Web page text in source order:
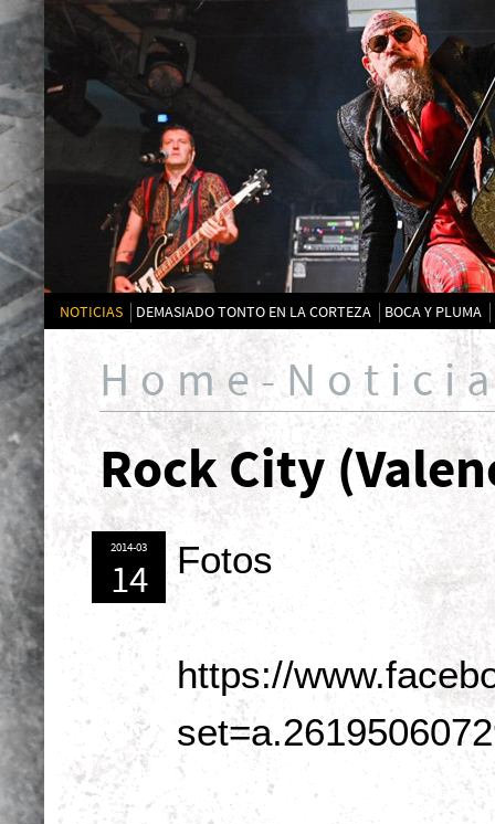
NOTICIAS DEMASIADO TONTO EN LA CORTEZA BOCA Y PLUMA
Home-
Rock City
2014-03
14 Fotos
https://